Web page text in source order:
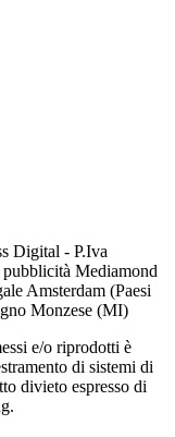
Digital - P.Iva
Mediamond
Amsterdam (Paesi
Monzese (MI)
e/o riprodotti è
di sistemi di
divieto espresso di